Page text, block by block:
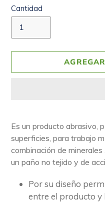
Cantidad
el
producto
compra
Es un producto abrasivo,
superficies, para trabajo
combinación de
un paño no tejido y de
Por su diseño
entre el producto y